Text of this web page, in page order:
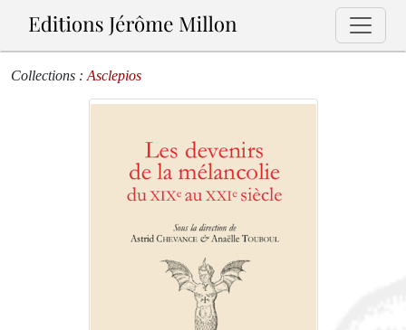
Collections : Asclepios